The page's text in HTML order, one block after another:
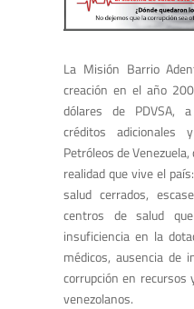
La Misión Barrio
creación en el año
dólares de PDVSA,
créditos
Petróleos de
realidad que vive el
salud cerrados,
centros de salud
insuficiencia en la
médicos, ausencia de
corrupción en recursos
venezolanos.